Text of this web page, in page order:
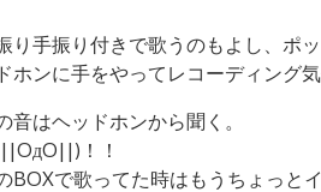
り手振り付きで歌うのもよし、ポ
ホンに手をやってレコーディング気
はヘッドホンから聞く。
！！
BOXで歌ってた時はもうちょっと